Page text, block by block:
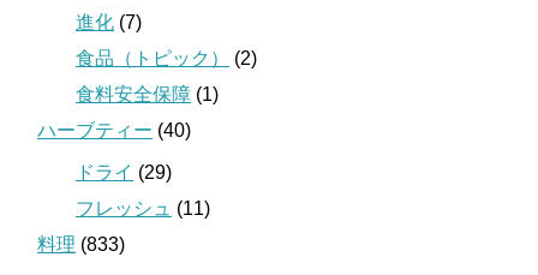
進化 (7)
食品（トピック）
(2)
食料安全保障 (1)
ハーブティー (40)
ドライ (29)
フレッシュ (11)
料理 (833)